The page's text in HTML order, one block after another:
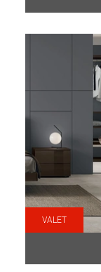
VALET